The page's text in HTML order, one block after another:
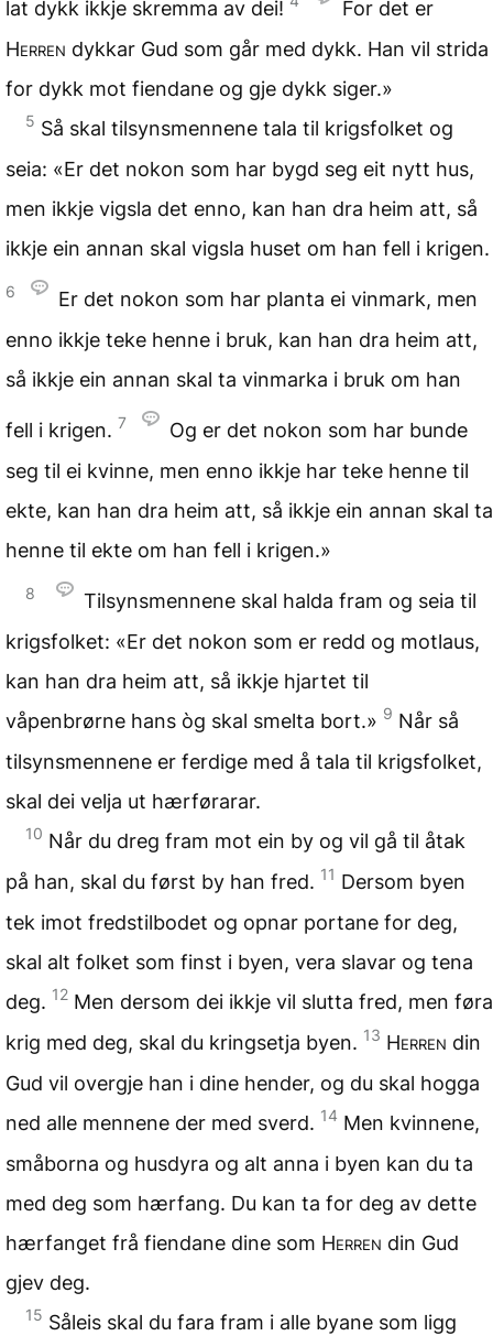
lat dykk ikkje skremma av dei!
For det er
Herren dykkar Gud som går med dykk. Han vil strida
for dykk mot fiendane og gje dykk siger.»
5 Så skal tilsynsmennene tala til krigsfolket og
seia: «Er det nokon som har bygd seg eit nytt hus,
men ikkje vigsla det enno, kan han dra heim att, så
ikkje ein annan skal vigsla huset om han fell i krigen.
6
Er det nokon som har planta ei vinmark, men
enno ikkje teke henne i bruk, kan han dra heim att,
så ikkje ein annan skal ta vinmarka i bruk om han
fell i krigen. 7
Og er det nokon som har bunde
seg til ei kvinne, men enno ikkje har teke henne til
ekte, kan han dra heim att, så ikkje ein annan skal ta
henne til ekte om han fell i krigen.»
8
Tilsynsmennene skal halda fram og seia til
krigsfolket: «Er det nokon som er redd og motlaus,
kan han dra heim att, så ikkje hjartet til
våpenbrørne hans òg skal smelta bort.» 9 Når så
tilsynsmennene er ferdige med å tala til krigsfolket,
skal dei velja ut hærførarar.
10 Når du dreg fram mot ein by og vil gå til åtak
på han, skal du først by han fred. 11 Dersom byen
tek imot fredstilbodet og opnar portane for deg,
skal alt folket som finst i byen, vera slavar og tena
deg. 12 Men dersom dei ikkje vil slutta fred, men føra
krig med deg, skal du kringsetja byen. 13 Herren din
Gud vil overgje han i dine hender, og du skal hogga
ned alle mennene der med sverd. 14 Men kvinnene,
småborna og husdyra og alt anna i byen kan du ta
med deg som hærfang. Du kan ta for deg av dette
hærfanget frå fiendane dine som Herren din Gud
gjev deg.
15 Såleis skal du fara fram i alle byane som ligg